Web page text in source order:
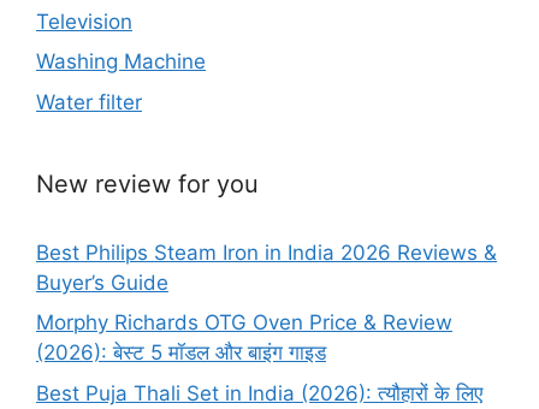
Television
Washing Machine
Water filter
New review for you
Best Philips Steam Iron in India 2026 Reviews &
Buyer’s Guide
Morphy Richards OTG Oven Price & Review
(2026): बेस्ट 5 मॉडल और बाइंग गाइड
Best Puja Thali Set in India (2026): त्यौहारों के लिए